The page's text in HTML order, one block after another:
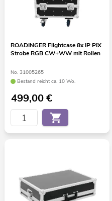
ROADINGER Flightcase 8x IP PIX
Strobe RGB CW+WW mit Rollen
No. 31005265
Bestand reicht ca. 10 Wo.
499,00€